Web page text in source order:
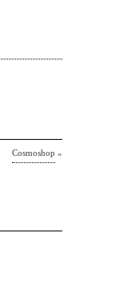
Cosmoshop »